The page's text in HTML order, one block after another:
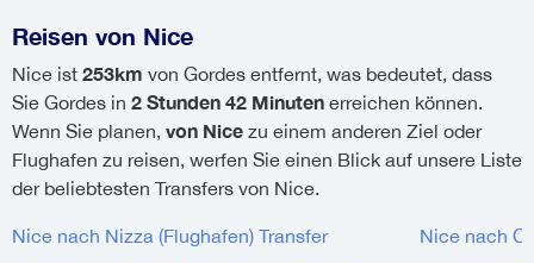
Reisen von Nice
Nice ist 253km von Gordes entfernt, was bedeutet, dass
Sie Gordes in 2 Stunden 42 Minuten erreichen können.
Wenn Sie planen, von Nice zu einem anderen Ziel oder
Flughafen zu reisen, werfen Sie einen Blick auf unsere Liste
der beliebtesten Transfers von Nice.
Nice nach Nizza (Flughafen) Transfer
Nice nach